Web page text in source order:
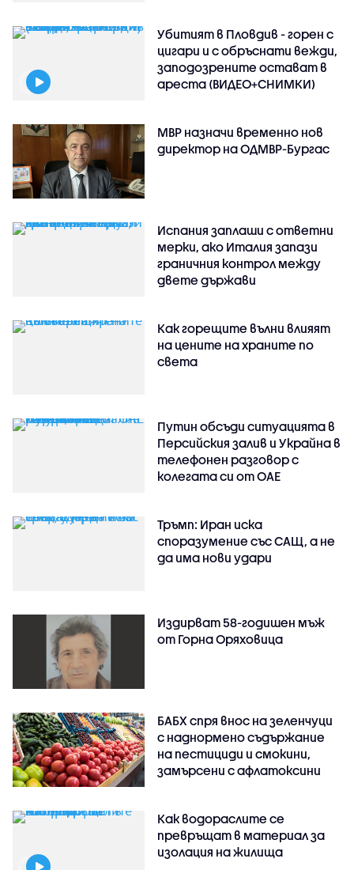
Убитият в Пловдив - горен с
цигари и с обръснати вежди,
заподозрените остават в
ареста (ВИДЕО+СНИМКИ)
МВР назначи временно нов
директор на ОДМВР-Бургас
Испания заплаши с ответни
мерки, ако Италия запази
граничния контрол между
двете държави
Как горещите вълни влияят
на цените на храните по
света
Путин обсъди ситуацията в
Персийския залив и Украйна в
телефонен разговор с
колегата си от ОАЕ
Тръмп: Иран иска
споразумение със САЩ, а не
да има нови удари
Издирват 58-годишен мъж
от Горна Оряховица
БАБХ спря внос на зеленчуци
с наднормено съдържание
на пестициди и смокини,
замърсени с афлатоксини
Как водораслите се
превръщат в материал за
изолация на жилища